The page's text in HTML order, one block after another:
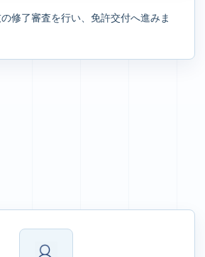
修了審査を行い、免許交付へ進みま